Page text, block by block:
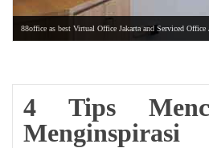
88office as best Virtual Office Jakarta and Serviced Office
4 Tips
Menginspirasi